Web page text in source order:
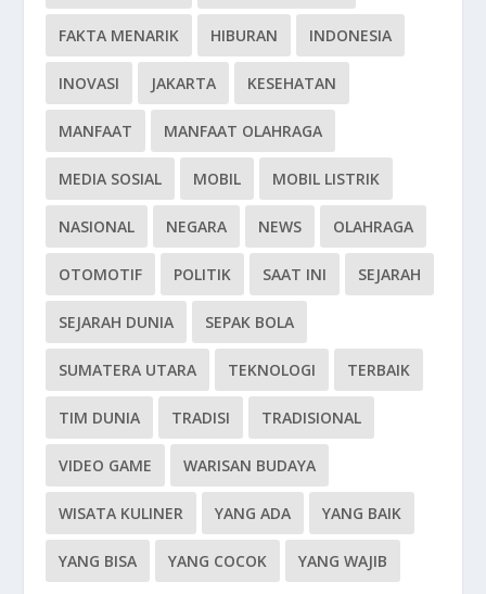
FAKTA MENARIK HIBURAN INDONESIA
INOVASI JAKARTA KESEHATAN
MANFAAT MANFAAT OLAHRAGA
MEDIA SOSIAL MOBIL MOBIL LISTRIK
NASIONAL NEGARA NEWS OLAHRAGA
OTOMOTIF POLITIK SAAT INI SEJARAH
SEJARAH DUNIA SEPAK BOLA
SUMATERA UTARA TEKNOLOGI TERBAIK
TIM DUNIA TRADISI TRADISIONAL
VIDEO GAME WARISAN BUDAYA
WISATA KULINER YANG ADA YANG BAIK
YANG BISA YANG COCOK YANG WAJIB